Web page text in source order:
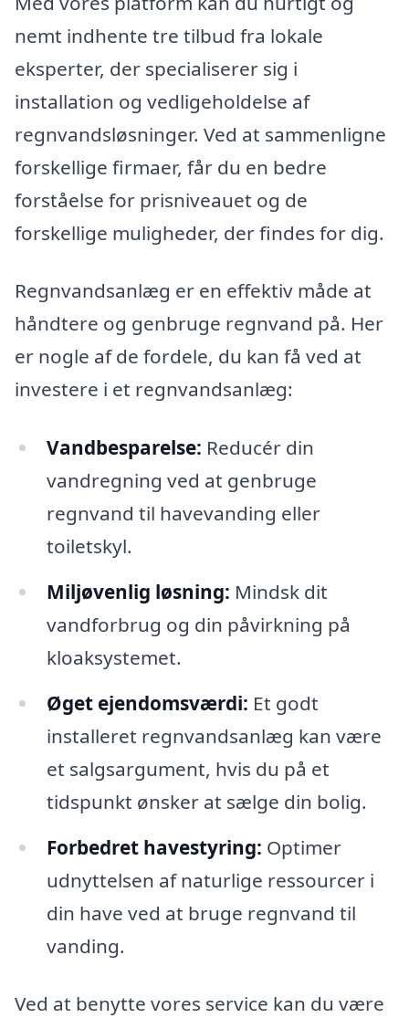
nemt indhente tre tilbud fra lokale
eksperter, der specialiserer sig i
installation og vedligeholdelse af
regnvandsløsninger. Ved at sammenligne
forskellige firmaer, får du en bedre
forståelse for prisniveauet og de
forskellige muligheder, der findes for dig.
Regnvandsanlæg er en effektiv måde at
håndtere og genbruge regnvand på. Her
er nogle af de fordele, du kan få ved at
investere i et regnvandsanlæg:
Vandbesparelse: Reducér din
vandregning ved at genbruge
regnvand til havevanding eller
toiletskyl.
Miljøvenlig løsning: Mindsk dit
vandforbrug og din påvirkning på
kloaksystemet.
Øget ejendomsværdi: Et godt
installeret regnvandsanlæg kan være
et salgsargument, hvis du på et
tidspunkt ønsker at sælge din bolig.
Forbedret havestyring: Optimer
udnyttelsen af naturlige ressourcer i
din have ved at bruge regnvand til
vanding.
Ved at benytte vores service kan du være